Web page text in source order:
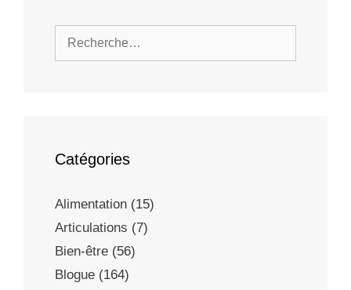
Rechercher :
Catégories
Alimentation (15)
Articulations (7)
Bien-être (56)
Blogue (164)